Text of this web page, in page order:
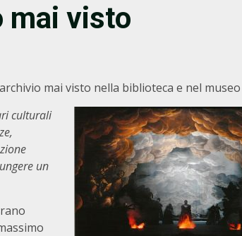
mai visto
mai visto nella biblioteca e nel museo
culturali
un